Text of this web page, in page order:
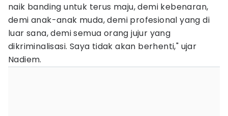
naik banding untuk terus maju, demi kebenaran,
demi anak-anak muda, demi profesional yang di
luar sana, demi semua orang jujur yang
dikriminalisasi. Saya tidak akan berhenti," ujar
Nadiem.